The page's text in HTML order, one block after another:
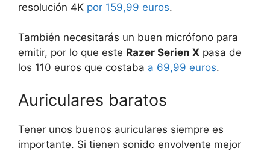
resolución 4K por 159,99 euros.
También necesitarás un buen micrófono para
emitir, por lo que este Razer Serien X pasa de
los 110 euros que costaba a 69,99 euros.
Auriculares baratos
Tener unos buenos auriculares siempre es
importante. Si tienen sonido envolvente mejor